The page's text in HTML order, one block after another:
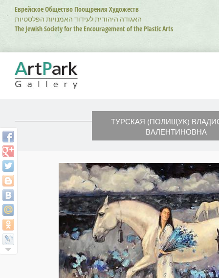
Перейти
основному
содержанию
Еврейское Общество Поощрения Художеств
האגודה היהודית לעידוד האמנויות הפלסטיות
The Jewish Society for the Encouragement of the Plastic Arts
ТУРСКАЯ (ПОЛИЩУК)
ВАЛЕНТИНОВНА